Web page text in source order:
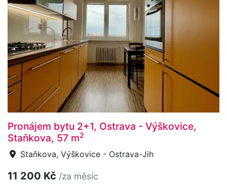
Pronájem bytu 2+1, Ostrava - Výškovice,
Staňkova, 57 m2
Staňkova, Výškovice - Ostrava-Jih
11 200 Kč /za měsíc